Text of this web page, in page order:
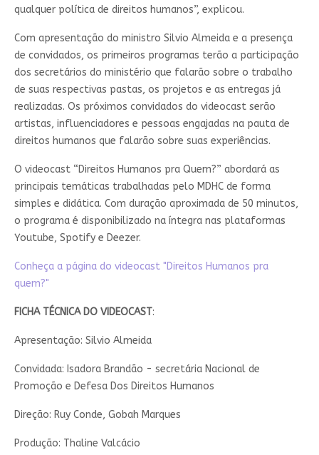
qualquer política de direitos humanos”, explicou.
Com apresentação do ministro Silvio Almeida e a presença
de convidados, os primeiros programas terão a participação
dos secretários do ministério que falarão sobre o trabalho
de suas respectivas pastas, os projetos e as entregas já
realizadas. Os próximos convidados do videocast serão
artistas, influenciadores e pessoas engajadas na pauta de
direitos humanos que falarão sobre suas experiências.
O videocast “Direitos Humanos pra Quem?” abordará as
principais temáticas trabalhadas pelo MDHC de forma
simples e didática. Com duração aproximada de 50 minutos,
o programa é disponibilizado na íntegra nas plataformas
Youtube, Spotify e Deezer.
Conheça a página do videocast "Direitos Humanos pra
quem?"
FICHA TÉCNICA DO VIDEOCAST:
Apresentação: Silvio Almeida
Convidada: Isadora Brandão - secretária Nacional de
Promoção e Defesa Dos Direitos Humanos
Direção: Ruy Conde, Gobah Marques
Produção: Thaline Valcácio